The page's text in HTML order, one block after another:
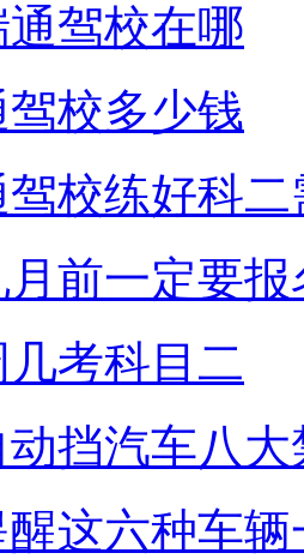
驾校在哪
校多少钱
校练好科
前一定要报
考科目二
挡汽车八大
这六种车